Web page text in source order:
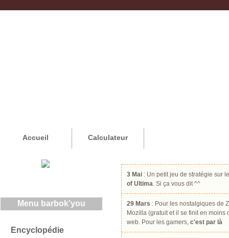
Accueil Calculateur
Menu barbok'you
Encyclopédie
3 Mai : Un petit jeu de stratégie sur
of Ultima. Si ça vous dit ^^
29 Mars : Pour les nostalgiques de
Mozilla (gratuit et il se finit en
web. Pour les gamers, c'est par là